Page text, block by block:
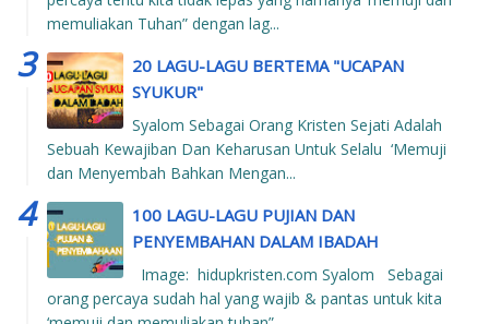
memuliakan Tuhan” dengan lag...
20 LAGU-LAGU BERTEMA "UCAPAN
SYUKUR"
Syalom Sebagai Orang Kristen Sejati Adalah
Sebuah Kewajiban Dan Keharusan Untuk Selalu ‘Memuji
dan Menyembah Bahkan Mengan...
100 LAGU-LAGU PUJIAN DAN
PENYEMBAHAN DALAM IBADAH
Image: hidupkristen.com Syalom Sebagai
orang percaya sudah hal yang wajib & pantas untuk kita